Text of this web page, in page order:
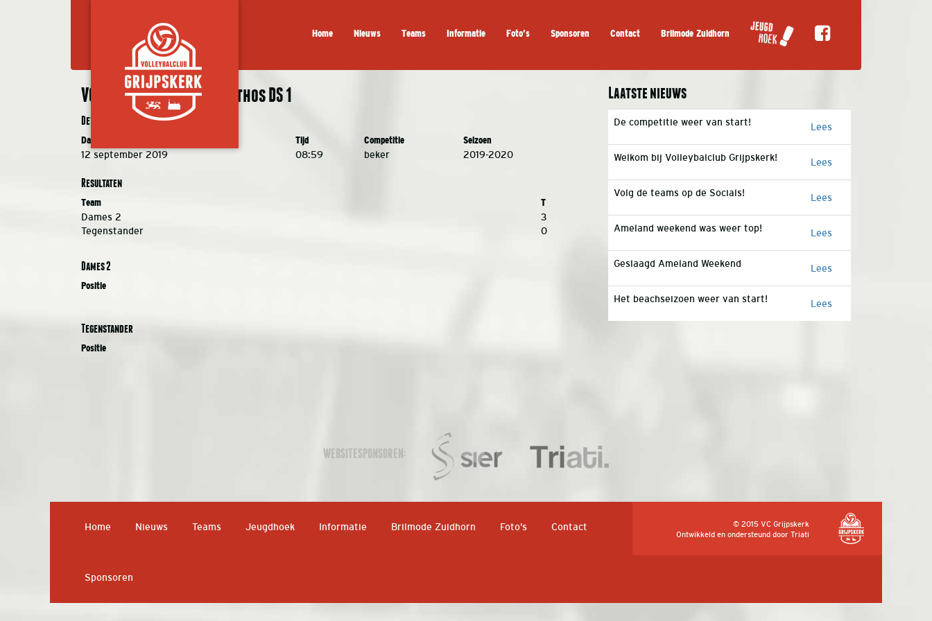
Home Nieuws Teams Informatie Foto’s Sponsoren Contact Brilmode Zuidhorn
VC Grijpskerk DS 2 – Krathos DS 1
Details
Datum Tijd Competitie Seizoen
12 september 2019 08:59 beker 2019-2020
Resultaten
Team T
Dames 2
3
Tegenstander
0
Dames 2
Positie
Tegenstander
Positie
Laatste nieuws
De competitie weer van start! Lees
Welkom bij Volleybalclub Grijpskerk! Lees
Volg de teams op de Socials! Lees
Ameland weekend was weer top! Lees
Geslaagd Ameland Weekend Lees
Het beachseizoen weer van start! Lees
WEBSITESPONSOREN:
Home Nieuws Teams Jeugdhoek Informatie Brilmode Zuidhorn Foto’s Contact
Sponsoren
© 2015 VC Grijpskerk
Ontwikkeld en ondersteund door Triati